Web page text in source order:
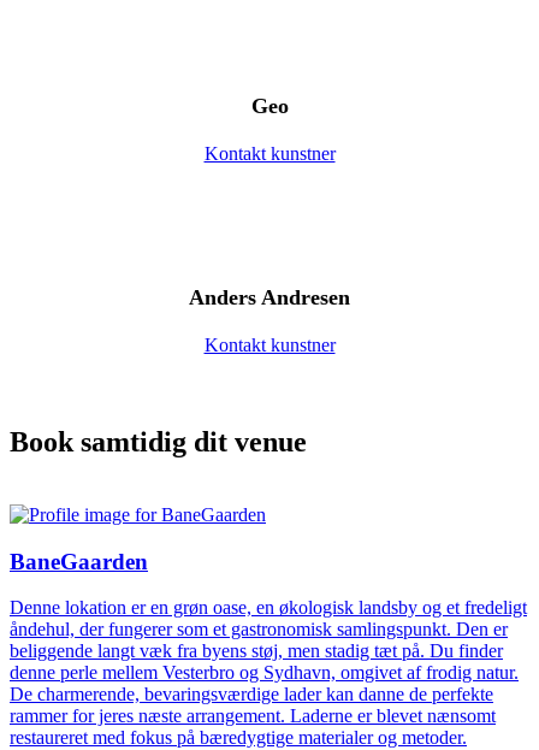
Geo
Kontakt kunstner
Anders Andresen
Kontakt kunstner
Book samtidig dit venue
BaneGaarden
Denne lokation er en grøn oase, en økologisk landsby og et fredeligt
åndehul, der fungerer som et gastronomisk samlingspunkt. Den er
beliggende langt væk fra byens støj, men stadig tæt på. Du finder
denne perle mellem Vesterbro og Sydhavn, omgivet af frodig natur.
De charmerende, bevaringsværdige lader kan danne de perfekte
rammer for jeres næste arrangement. Laderne er blevet nænsomt
restaureret med fokus på bæredygtige materialer og metoder.